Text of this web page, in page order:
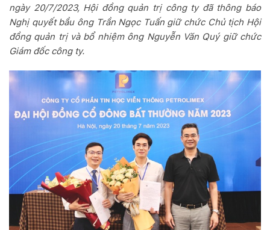
ngày 20/7/2023, Hội đồng quản trị công ty đã thông báo
Nghị quyết bầu ông Trần Ngọc Tuấn giữ chức Chủ tịch Hội
đồng quản trị và bổ nhiệm ông Nguyễn Văn Quý giữ chức
Giám đốc công ty.